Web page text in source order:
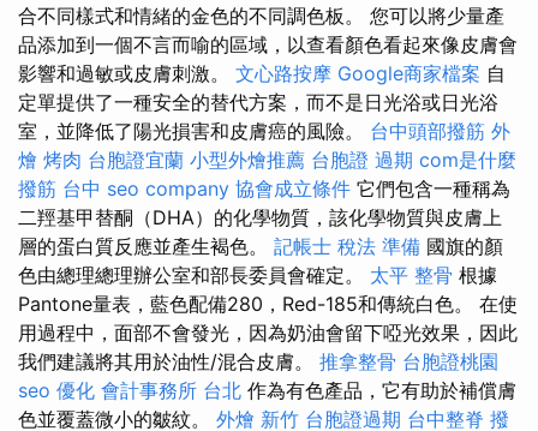
合不同樣式和情緒的金色的不同調色板。 您可以將少量產
品添加到一個不言而喻的區域，以查看顏色看起來像皮膚會
影響和過敏或皮膚刺激。 文心路按摩 Google商家檔案 自
定單提供了一種安全的替代方案，而不是日光浴或日光浴
室，並降低了陽光損害和皮膚癌的風險。 台中頭部撥筋 外
燴 烤肉 台胞證宜蘭 小型外燴推薦 台胞證 過期 com是什麼
撥筋 台中 seo company 協會成立條件 它們包含一種稱為
二羥基甲替酮（DHA）的化學物質，該化學物質與皮膚上
層的蛋白質反應並產生褐色。 記帳士 稅法 準備 國旗的顏
色由總理總理辦公室和部長委員會確定。 太平 整骨 根據
Pantone量表，藍色配備280，Red-185和傳統白色。 在使
用過程中，面部不會發光，因為奶油會留下啞光效果，因此
我們建議將其用於油性/混合皮膚。 推拿整骨 台胞證桃園
seo 優化 會計事務所 台北 作為有色產品，它有助於補償膚
色並覆蓋微小的皺紋。 外燴 新竹 台胞證過期 台中整脊 撥